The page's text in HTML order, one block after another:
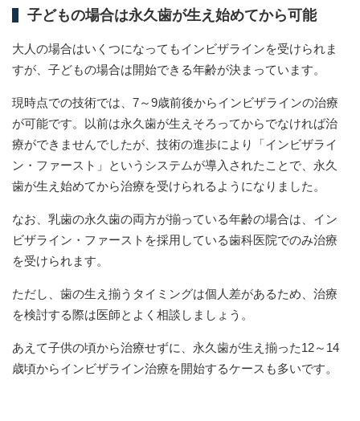
子どもの場合は永久歯が生え始めてから可能
大人の場合はいくつになってもインビザラインを受けられま
すが、子どもの場合は開始できる年齢が決まっています。
現時点での技術では、7～9歳前後からインビザラインの治療
が可能です。以前は永久歯が生えそろってからでなければ治
療ができませんでしたが、技術の進歩により「インビザライ
ン・ファースト」というシステムが導入されたことで、永久
歯が生え始めてから治療を受けられるようになりました。
なお、乳歯の永久歯の両方が揃っている年齢の場合は、イン
ビザライン・ファーストを採用している歯科医院でのみ治療
を受けられます。
ただし、歯の生え揃うタイミングは個人差があるため、治療
を検討する際は医師とよく相談しましょう。
あえて子供の頃から治療せずに、永久歯が生え揃った12～14
歳頃からインビザライン治療を開始するケースも多いです。